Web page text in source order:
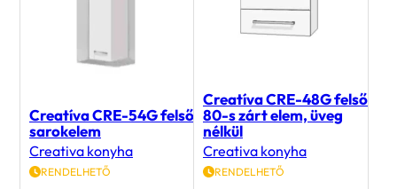
sarokelem
Creativa konyha
RENDELHETŐ
50 500
80-s zárt elem, üveg
nélkül
Creativa konyha
RENDELHETŐ
50 100